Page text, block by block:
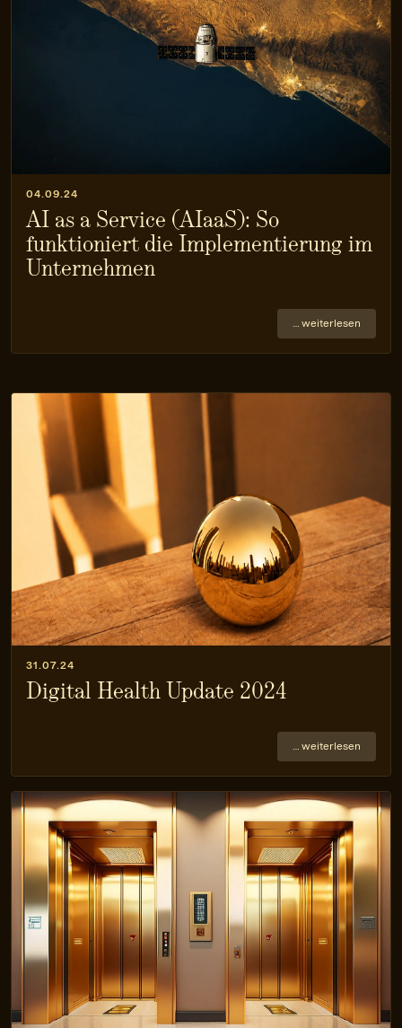
04.09.24
AI as a Service (AIaaS): So
funktioniert die Implementierung im
Unternehmen
… weiterlesen
31.07.24
Digital Health Update 2024
… weiterlesen